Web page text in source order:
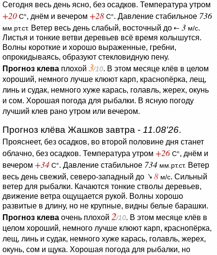
Сегодня весь день ясно, без осадков. Температура утром
+20 C°, днём и вечером +28 C°. Давление стабильное 736
мм.рт.ст. Ветер весь день слабый, восточный до 3 м/с.
Листья и тонкие ветви деревьев всё время колышутся.
Волны короткие и хорошо выраженные, гребни,
опрокидываясь, образуют стекловидную пену.
Прогноз клева плохой 3/10. В этом месяце клёв в целом
хороший, немного лучше клюют карп, краснопёрка, лещ,
линь и судак, немного хуже карась, голавль, жерех, окунь
и сом. Хорошая погода для рыбалки. В ясную погоду
лучший клев рано утром или вечером.
Прогноз клёва Жашков завтра - 11.08'26.
Прояснеет, без осадков, во второй половине дня станет
облачно, без осадков. Температура утром +26 C°, днём и
вечером +34 C°. Давление стабильное 734 мм.рт.ст. Ветер
весь день свежий, северо-западный до
8 м/с. Сильный
ветер для рыбалки. Качаются тонкие стволы деревьев,
движение ветра ощущается рукой. Волны хорошо
развитые в длину, но не крупные, видны белые барашки.
Прогноз клева очень плохой 2/10. В этом месяце клёв в
целом хороший, немного лучше клюют карп, краснопёрка,
лещ, линь и судак, немного хуже карась, голавль, жерех,
окунь, сом и щука. Хорошая погода для рыбалки, но